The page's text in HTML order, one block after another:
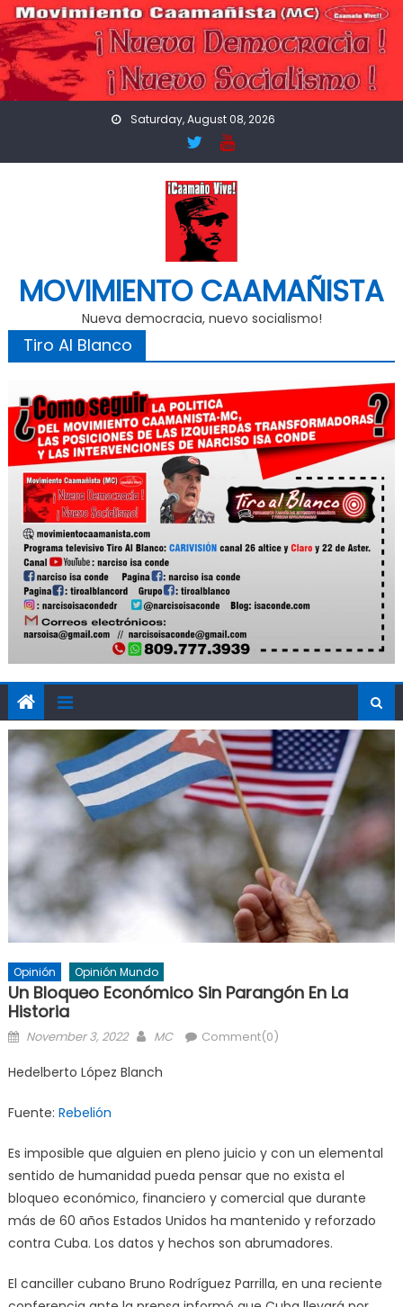
Skip
to
content
Saturday, August 08, 2026
MOVIMIENTO CAAMAÑISTA
Nueva democracia, nuevo socialismo!
Tiro Al Blanco
Opinión Opinión Mundo
Un Bloqueo Económico Sin Parangón En La
Historia
Posted
November 3, 2022 Author
MC Comment(0)
Hedelberto López Blanch
Fuente: Rebelión
Es imposible que alguien en pleno juicio y con un elemental
sentido de humanidad pueda pensar que no exista el
bloqueo económico, financiero y comercial que durante
más de 60 años Estados Unidos ha mantenido y reforzado
contra Cuba. Los datos y hechos son abrumadores.
El canciller cubano Bruno Rodríguez Parrilla, en una reciente